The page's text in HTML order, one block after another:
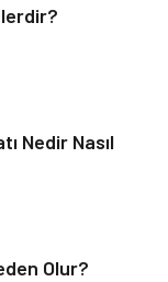
Tıp
Nedir Nasıl
Olur?